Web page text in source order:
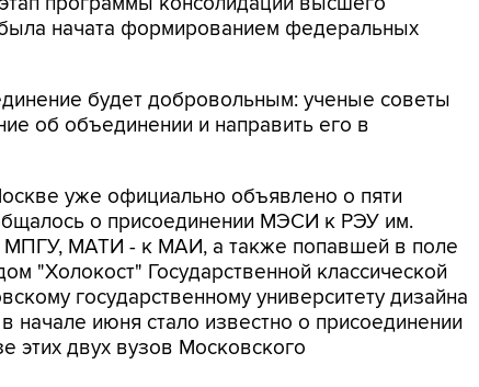
начата формированием федеральных
будет добровольным: ученые советы
об объединении и направить его в
уже официально объявлено о пяти
о присоединении МЭСИ к РЭУ им.
МАТИ - к МАИ, а также попавшей в поле
"Холокост" Государственной классической
государственному университету дизайна
начале июня стало известно о присоединении
двух вузов Московского